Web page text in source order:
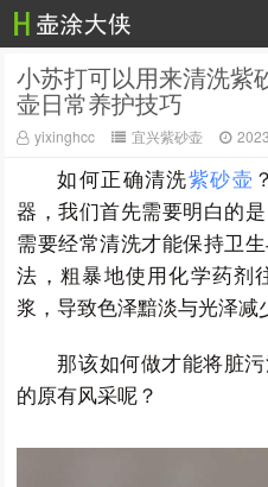
小苏打可以用来清洗紫
壶日常养护技巧
yixinghcc 宜兴紫砂壶
如何正确清洗紫砂壶
器，我们首先需要明白的
需要经常清洗才能保持卫
法，粗暴地使用化学药剂
浆，导致色泽黯淡与光泽减
那该如何做才能将脏
的原有风采呢？